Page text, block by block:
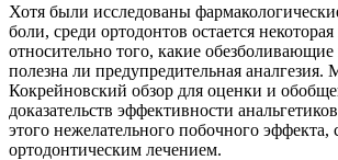
Хотя были исследованы
боли, среди ортодонтов остается
относительно того, какие
полезна ли предупредительная аналгезия.
Кокрейновский обзор для оценки и
доказательств эффективности
этого нежелательного побочного эффекта,
ортодонтическим лечением.